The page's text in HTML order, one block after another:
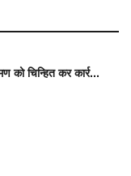
को चिन्हित कर कार्र...